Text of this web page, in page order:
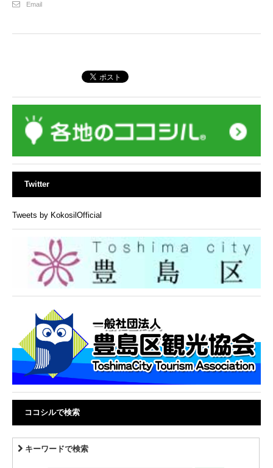
Email
Twitter
Tweets by KokosilOfficial
ココシルで検索
キーワードで検索